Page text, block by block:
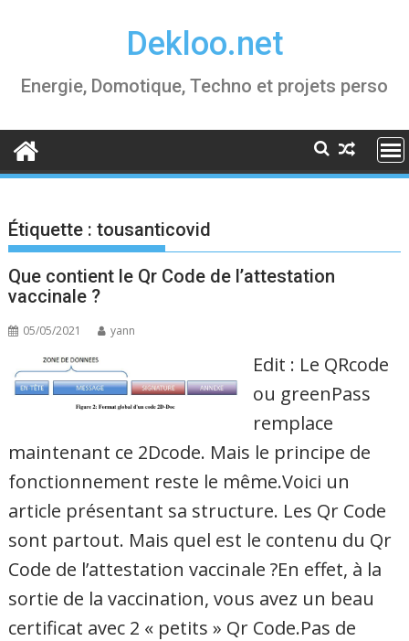
Dekloo.net
Energie, Domotique, Techno et projets perso
Étiquette :tousanticovid
Que contient le Qr Code de l’attestation
vaccinale ?
05/05/2021 yann
Edit : Le QRcode
ou greenPass
remplace
maintenant ce 2Dcode. Mais le principe de
fonctionnement reste le même.Voici un
article présentant sa structure. Les Qr Code
sont partout. Mais quel est le contenu du Qr
Code de l’attestation vaccinale ?En effet, à la
sortie de la vaccination, vous avez un beau
certificat avec 2 « petits » Qr Code.Pas de